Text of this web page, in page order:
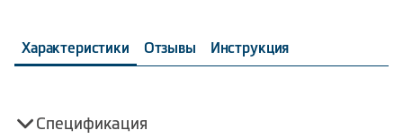
Характеристики Отзывы Инструкция
Спецификация